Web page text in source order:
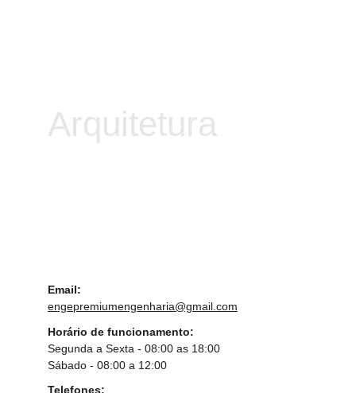
Arquitetura
Email:
engepremiumengenharia@gmail.com
Horário de funcionamento:
Segunda a Sexta - 08:00 as 18:00
Sábado - 08:00 a 12:00
Telefones: